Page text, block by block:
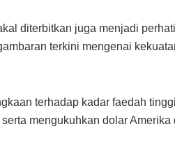
diterbitkan juga menjadi
terkini mengenai
terhadap kadar faedah
mengukuhkan dolar Amerika